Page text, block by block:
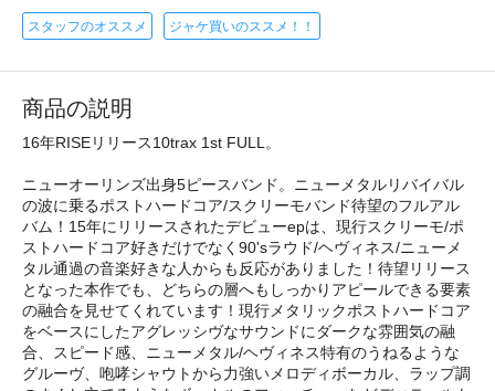
スタッフのオススメ ジャケ買いのススメ！！
商品の説明
16年RISEリリース10trax 1st FULL。
ニューオーリンズ出身5ピースバンド。ニューメタルリバイバル
の波に乗るポストハードコア/スクリーモバンド待望のフルアル
バム！15年にリリースされたデビューepは、現行スクリーモ/ポ
ストハードコア好きだけでなく90'sラウド/ヘヴィネス/ニューメ
タル通過の音楽好きな人からも反応がありました！待望リリース
となった本作でも、どちらの層へもしっかりアピールできる要素
の融合を見せてくれています！現行メタリックポストハードコア
をベースにしたアグレッシヴなサウンドにダークな雰囲気の融
合、スピード感、ニューメタル/ヘヴィネス特有のうねるような
グルーヴ、咆哮シャウトから力強いメロディボーカル、ラップ調